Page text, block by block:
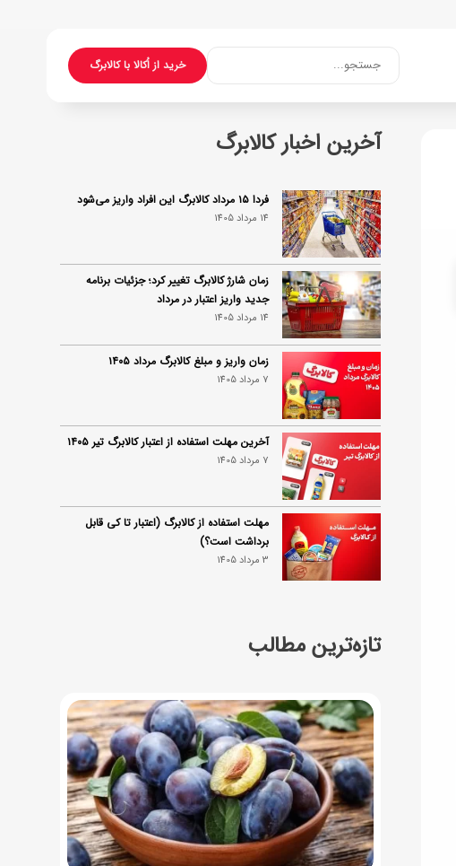
خرید از اُکالا با کالابرگجستجو...
آخرین اخبار کالابرگ
فردا ۱۵ مرداد کالابرگ این افراد واریز می‌شود
14 مرداد 1405
زمان شارژ کالابرگ تغییر کرد؛ جزئیات برنامه
جدید واریز اعتبار در مرداد
14 مرداد 1405
زمان واریز و مبلغ کالابرگ مرداد ۱۴۰۵
7 مرداد 1405
آخرین مهلت استفاده از اعتبار کالابرگ تیر ۱۴۰۵
7 مرداد 1405
مهلت استفاده از کالابرگ (اعتبار تا کی قابل
برداشت است؟)
3 مرداد 1405
تازه‌ترین مطالب